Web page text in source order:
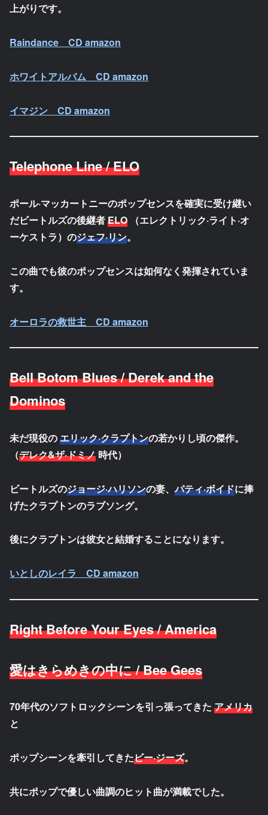
上がりです。
Raindance CD amazon
ホワイトアルバム CD amazon
イマジン CD amazon
Telephone Line / ELO
ポール·マッカートニーのポップセンスを確実に受け継い
だビートルズの後継者ELO （エレクトリック·ライト·オ
ーケストラ）のジェフ·リン。
この曲でも彼のポップセンスは如何なく発揮されていま
す。
オーロラの救世主 CD amazon
Bell Botom Blues / Derek and the
Dominos
未だ現役のエリック·クラプトンの若かりし頃の傑作。
（デレク&ザ·ドミノ 時代）
ビートルズのジョージ·ハリソンの妻、パティ·ボイドに捧
げたクラプトンのラブソング。
後にクラプトンは彼女と結婚することになります。
いとしのレイラ CD amazon
Right Before Your Eyes / America
愛はきらめきの中に / Bee Gees
70年代のソフトロックシーンを引っ張ってきた アメリカ
と
ポップシーンを牽引してきたビー·ジーズ。
共にポップで優しい曲調のヒット曲が満載でした。